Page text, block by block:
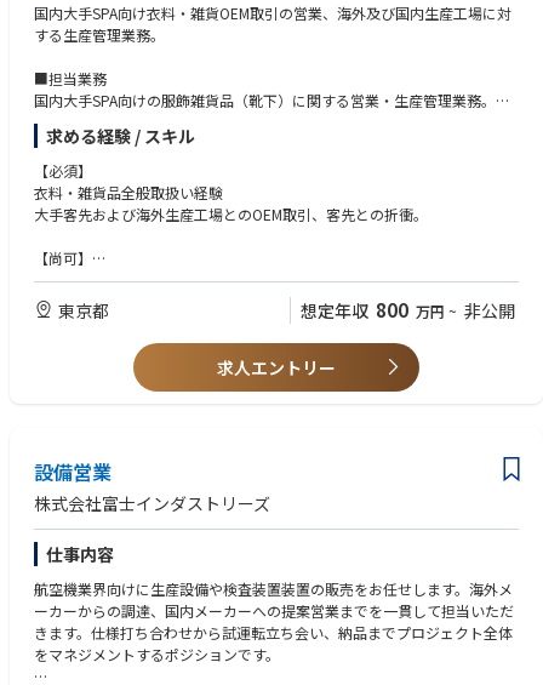
経歴・ご希望・適性等を踏まえて決定致します。
日です。
国内大手SPA向け衣料・雑貨OEM取引の営業、海外及び国内生産工場に対
する生産管理業務。
■担当業務
国内大手SPA向けの服飾雑貨品（靴下）に関する営業・生産管理業務。
・客先への素材、デザイン提案
・仕様書、見積作成
・品質試験、確認、副資材の手配
・ASEANのOEMを依頼する協力工場へのサンプル指示
・価格、納期確認
・上記業務のほか、必要に応じてASEAN地域の協力工場への出張あり
チームとして企画、営業、生産、品質の機能分担を行っており、各メンバ
ーとの情報共有、連携を行い、組織として業務を遂行するため、コミュニ
ケーション能力を必要とします。また客先指定のシステムへの対応なども
あり、PC操作、エクセルでの業務は必須です。
また課、チームのリーダーとして、チームマネジメント、客先・仕入先と
当社では各商品に関する専門知識の高いメンバーが集まり、商品に使用す
る原料の選定・開発からから始まり、製品の仕様設計、量産時の品質確保
などを行うことで、お客様の求める商品を実現しています。グローバルな
サプライチェーンの中から最適な原料、生産背景を設計し、商品を作り出
す手触り感、チームメンバーとクリエイティブな議論を行い、課題を乗り
越えていく達成感や一体感などものづくりの醍醐味を一緒に経験し、主体
的に事業を推進して頂ける方を募集いたします。
求める経験 / スキル
【必須】
衣料・雑貨品全般取扱い経験
大手客先および海外生産工場とのOEM取引、客先との折衝。
【尚可】
原料に関する知識
課以上のマネジメント経験
【求める人物像】
モノづくり・品質への拘りがあり、またチームでの情報共有・連携によ
り、大手向けOEM取引を組織で対応できる方。
東京都 想定年収 800 万円 ~ 非公開
求人エントリー
設備営業
株式会社富士インダストリーズ
仕事内容
航空機業界向けに生産設備や検査装置装置の販売をお任せします。海外メ
ーカーからの調達、国内メーカーへの提案営業までを一貫して担当いただ
きます。仕様打ち合わせから試運転立ち会い、納品までプロジェクト全体
をマネジメントするポジションです。